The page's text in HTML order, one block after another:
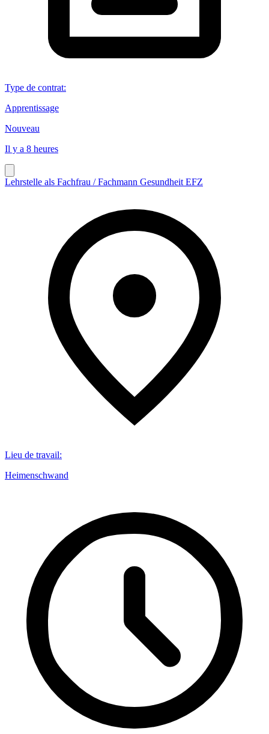
Type de contrat:
Apprentissage
Nouveau
Il y a 8 heures
Lehrstelle als Fachfrau / Fachmann Gesundheit EFZ
Lieu de travail:
Heimenschwand